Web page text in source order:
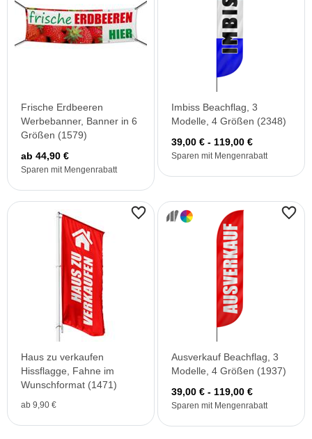
Frische Erdbeeren
Werbebanner, Banner in 6
Größen (1579)
ab 44,90 €
Sparen mit Mengenrabatt
Imbiss Beachflag, 3
Modelle, 4 Größen (2348)
39,00 € - 119,00 €
Sparen mit Mengenrabatt
Haus zu verkaufen
Hissflagge, Fahne im
Wunschformat (1471)
ab 9,90 €
Ausverkauf Beachflag, 3
Modelle, 4 Größen (1937)
39,00 € - 119,00 €
Sparen mit Mengenrabatt